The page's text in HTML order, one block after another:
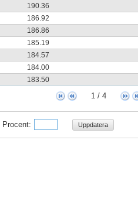
190.36
186.92
186.86
185.19
184.57
184.00
183.50
1 / 4
Procent: Uppdatera